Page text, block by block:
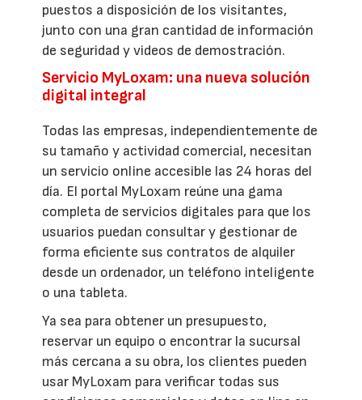
puestos a disposición de los visitantes,
junto con una gran cantidad de información
de seguridad y videos de demostración.
Servicio MyLoxam: una nueva solución
digital integral
Todas las empresas, independientemente de
su tamaño y actividad comercial, necesitan
un servicio online accesible las 24 horas del
día. El portal MyLoxam reúne una gama
completa de servicios digitales para que los
usuarios puedan consultar y gestionar de
forma eficiente sus contratos de alquiler
desde un ordenador, un teléfono inteligente
o una tableta.
Ya sea para obtener un presupuesto,
reservar un equipo o encontrar la sucursal
más cercana a su obra, los clientes pueden
usar MyLoxam para verificar todas sus